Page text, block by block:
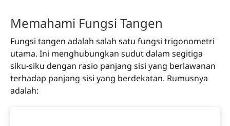
Memahami Fungsi Tangen
Fungsi tangen adalah salah satu fungsi trigonometri
utama. Ini menghubungkan sudut dalam segitiga
siku-siku dengan rasio panjang sisi yang berlawanan
terhadap panjang sisi yang berdekatan. Rumusnya
adalah: